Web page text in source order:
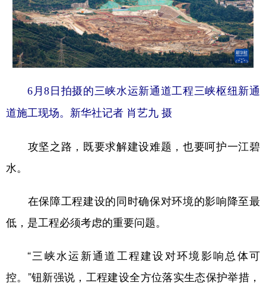
6月8日拍摄的三峡水运新通道工程三峡枢纽新通
道施工现场。新华社记者 肖艺九 摄
攻坚之路，既要求解建设难题，也要呵护一江碧
水。
在保障工程建设的同时确保对环境的影响降至最
低，是工程必须考虑的重要问题。
“三峡水运新通道工程建设对环境影响总体可
控。”钮新强说，工程建设全方位落实生态保护举措，